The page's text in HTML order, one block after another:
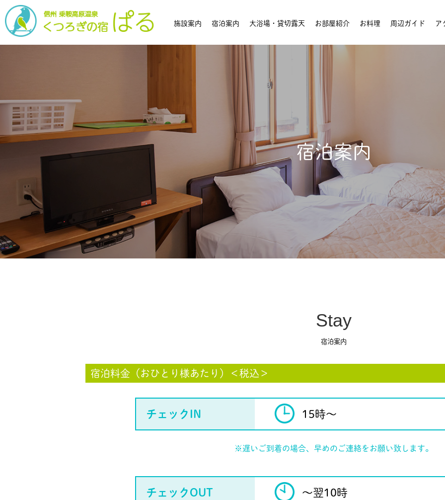
施設案内 宿泊案内 大浴場・貸切露天 お部屋紹介 お料理 周辺ガイド ア
宿泊案内
Stay
宿泊案内
宿泊料金（おひとり様あたり）＜税込＞
チェックIN 15時〜
※遅いご到着の場合、早めのご連絡をお願い致します。
チェックOUT 〜翌10時